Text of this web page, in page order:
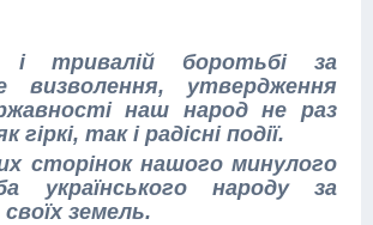
тривалій боротьбі за
визволення, утвердження
наш народ не раз
гіркі, так і радісні події.
сторінок нашого минулого
українського народу за
земель.